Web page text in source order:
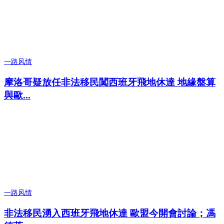
一路风情
摩洛哥疑放任非法移民闖西班牙飛地休達 地緣盤算
與歐...
一路风情
非法移民湧入西班牙飛地休達 歐盟今開會討論；馮